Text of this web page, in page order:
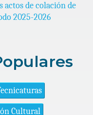
actos de colación de
2025-2026
Cultural